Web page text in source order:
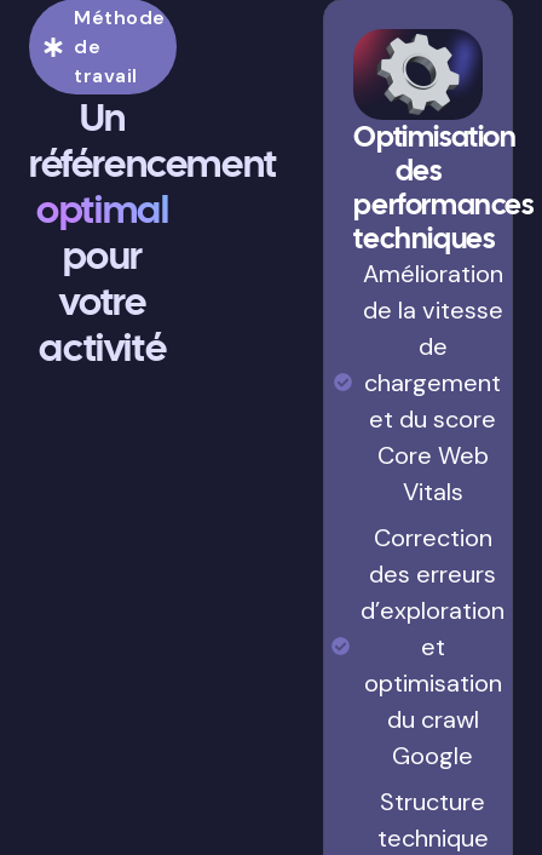
Méthode
de
travail
Un
référencement
optimal
pour
votre
activité
Optimisation
des
performances
techniques
Amélioration
de la vitesse
de
chargement
et du score
Core Web
Vitals
Correction
des erreurs
d’exploration
et
optimisation
du crawl
Google
Structure
technique